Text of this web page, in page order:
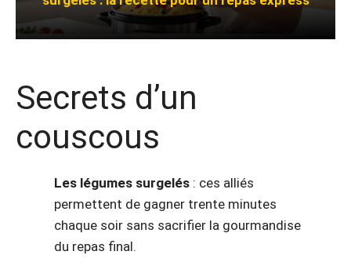
Secrets d’un
couscous
Les légumes surgelés : ces alliés
permettent de gagner trente minutes
chaque soir sans sacrifier la gourmandise
du repas final.